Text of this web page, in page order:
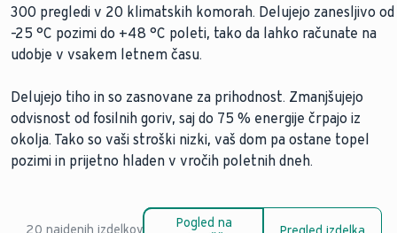
300 pregledi v 20 klimatskih komorah. Delujejo zanesljivo od
–25 °C pozimi do +48 °C poleti, tako da lahko računate na
udobje v vsakem letnem času.
Delujejo tiho in so zasnovane za prihodnost. Zmanjšujejo
odvisnost od fosilnih goriv, saj do 75 % energije črpajo iz
okolja. Tako so vaši stroški nizki, vaš dom pa ostane topel
pozimi in prijetno hladen v vročih poletnih dneh.
20 najdenih izdelkov
Pogled na